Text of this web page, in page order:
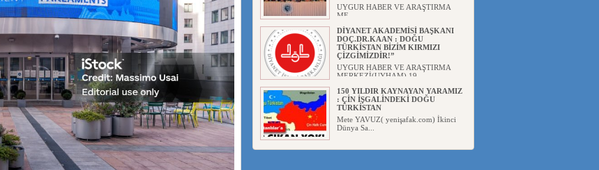
UYGUR HABER VE ARAŞTIRMA
ME...
DİYANET AKADEMİSİ BAŞKANI
DOÇ.DR.KAAN : DOĞU
TÜRKİSTAN BİZİM KIRMIZI
ÇİZGİMİZDİR!”
UYGUR HABER VE ARAŞTIRMA
MERKEZİ(UYHAM) 19...
150 YILDIR KAYNAYAN YARAMIZ
: ÇİN İŞGALİNDEKİ DOĞU
TÜRKİSTAN
Mete YAVUZ( yenişafak.com) İkinci
Dünya Sa...
ÇİN’İN UYGUR POLİTİKALARINI